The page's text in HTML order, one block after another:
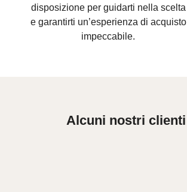
disposizione per guidarti nella scelta
e garantirti un’esperienza di acquisto
impeccabile.
Alcuni nostri clienti